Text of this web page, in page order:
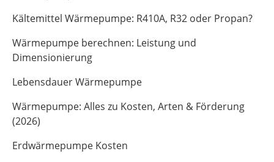
Kältemittel Wärmepumpe: R410A, R32 oder Propan?
Wärmepumpe berechnen: Leistung und
Dimensionierung
Lebensdauer Wärmepumpe
Wärmepumpe: Alles zu Kosten, Arten & Förderung
(2026)
Erdwärmepumpe Kosten